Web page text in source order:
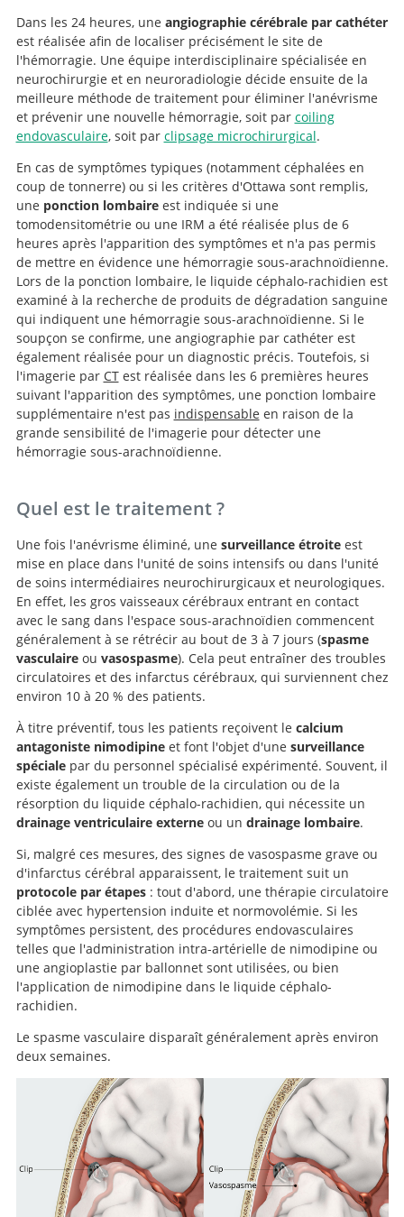
Dans les 24 heures, une angiographie cérébrale par cathéter
est réalisée afin de localiser précisément le site de
l'hémorragie. Une équipe interdisciplinaire spécialisée en
neurochirurgie et en neuroradiologie décide ensuite de la
meilleure méthode de traitement pour éliminer l'anévrisme
et prévenir une nouvelle hémorragie, soit par coiling
endovasculaire, soit par clipsage microchirurgical.
En cas de symptômes typiques (notamment céphalées en
coup de tonnerre) ou si les critères d'Ottawa sont remplis,
une ponction lombaireest indiquée si une
tomodensitométrie ou une IRM a été réalisée plus de 6
heures après l'apparition des symptômes et n'a pas permis
de mettre en évidence une hémorragie sous-arachnoïdienne.
Lors de la ponction lombaire, le liquide céphalo-rachidien est
examiné à la recherche de produits de dégradation sanguine
qui indiquent une hémorragie sous-arachnoïdienne. Si le
soupçon se confirme, une angiographie par cathéter est
également réalisée pour un diagnostic précis. Toutefois, si
l'imagerie par CTest réalisée dans les 6 premières heures
suivant l'apparition des symptômes, une ponction lombaire
supplémentaire n'est pas indispensable en raison de la
grande sensibilité de l'imagerie pour détecter une
hémorragie sous-arachnoïdienne.
Quel est le traitement ?
Une fois l'anévrisme éliminé, une surveillance étroite est
mise en place dans l'unité de soins intensifs ou dans l'unité
de soins intermédiaires neurochirurgicaux et neurologiques.
En effet, les gros vaisseaux cérébraux entrant en contact
avec le sang dans l'espace sous-arachnoïdien commencent
généralement à se rétrécir au bout de 3 à 7 jours (spasme
vasculaire ou vasospasme). Cela peut entraîner des troubles
circulatoires et des infarctus cérébraux, qui surviennent chez
environ 10 à 20 % des patients.
À titre préventif, tous les patients reçoivent le calcium
antagoniste nimodipineet font l'objet d'une surveillance
spécialepar du personnel spécialisé expérimenté. Souvent, il
existe également un trouble de la circulation ou de la
résorption du liquide céphalo-rachidien, qui nécessite un
drainage ventriculaire externeou un drainage lombaire.
Si, malgré ces mesures, des signes de vasospasme grave ou
d'infarctus cérébral apparaissent, le traitement suit un
protocole par étapes: tout d'abord, une thérapie circulatoire
ciblée avec hypertension induite et normovolémie. Si les
symptômes persistent, des procédures endovasculaires
telles que l'administration intra-artérielle de nimodipine ou
une angioplastie par ballonnet sont utilisées, ou bien
l'application de nimodipine dans le liquide céphalo-
rachidien.
Le spasme vasculaire disparaît généralement après environ
deux semaines.